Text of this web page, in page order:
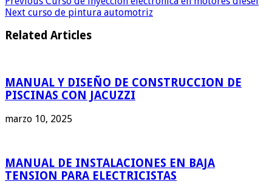
Next curso de pintura automotriz
Related Articles
MANUAL Y DISEÑO DE CONSTRUCCION DE
PISCINAS CON JACUZZI
marzo 10, 2025
MANUAL DE INSTALACIONES EN BAJA
TENSION PARA ELECTRICISTAS